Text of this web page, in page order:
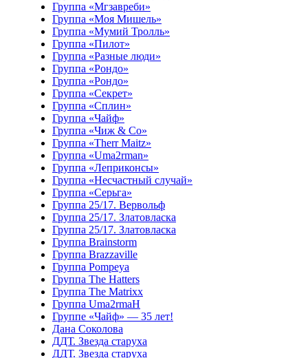
Группа «Мгзавреби»
Группа «Моя Мишель»
Группа «Мумий Тролль»
Группа «Пилот»
Группа «Разные люди»
Группа «Рондо»
Группа «Рондо»
Группа «Секрет»
Группа «Сплин»
Группа «Чайф»
Группа «Чиж & Co»
Группа «Therr Maitz»
Группа «Uma2rman»
Группа «Леприконсы»
Группа «Несчастный случай»
Группа «Серьга»
Группа 25/17. Вервольф
Группа 25/17. Златовласка
Группа 25/17. Златовласка
Группа Brainstorm
Группа Brazzaville
Группа Pompeya
Группа The Hatters
Группа The Matrixx
Группа Uma2rmaH
Группе «Чайф» — 35 лет!
Дана Соколова
ДДТ. Звезда старуха
ДДТ. Звезда старуха